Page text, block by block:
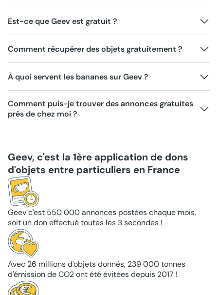
Est-ce que Geev est gratuit ?
Comment récupérer des objets gratuitement ?
À quoi servent les bananes sur Geev ?
Comment puis-je trouver des annonces gratuites
près de chez moi ?
Geev, c'est la 1ère application de dons
d'objets entre particuliers en France
Geev c'est 550 000 annonces postées chaque mois,
soit un don effectué toutes les 3 secondes !
Avec 26 millions d'objets donnés, 239 000 tonnes
d'émission de CO2 ont été évitées depuis 2017 !